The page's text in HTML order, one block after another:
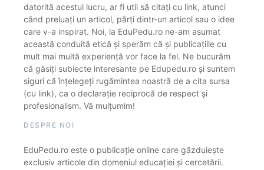
datorită acestui lucru, ar fi util să citați cu link, atunci
când preluați un articol, părți dintr-un articol sau o idee
care v-a inspirat. Noi, la EduPedu.ro ne-am asumat
această conduită etică și sperăm că și publicațiile cu
mult mai multă experiență vor face la fel. Ne bucurăm
că găsiți subiecte interesante pe Edupedu.ro și suntem
siguri că înțelegeți rugămintea noastră de a cita sursa
(cu link), ca o declarație reciprocă de respect și
profesionalism. Vă mulțumim!
DESPRE NOI
EduPedu.ro este o publicație online care găzduiește
exclusiv articole din domeniul educației și cercetării.